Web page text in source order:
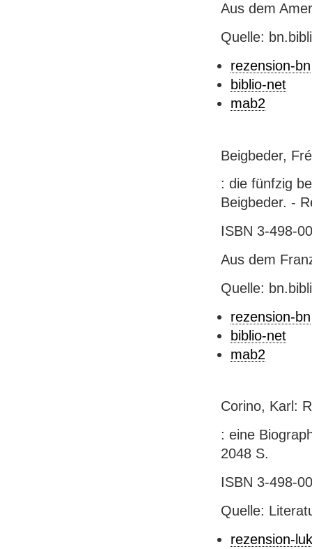
Aus dem
Quelle:
rezension-bn
biblio-net
mab2
Beigbeder,
: die fünfzig
Beigbeder. -
ISBN 3-498-
Aus dem
Quelle:
rezension-bn
biblio-net
mab2
Corino, Karl:
: eine
2048 S.
ISBN 3-498-
Quelle:
rezension-luk